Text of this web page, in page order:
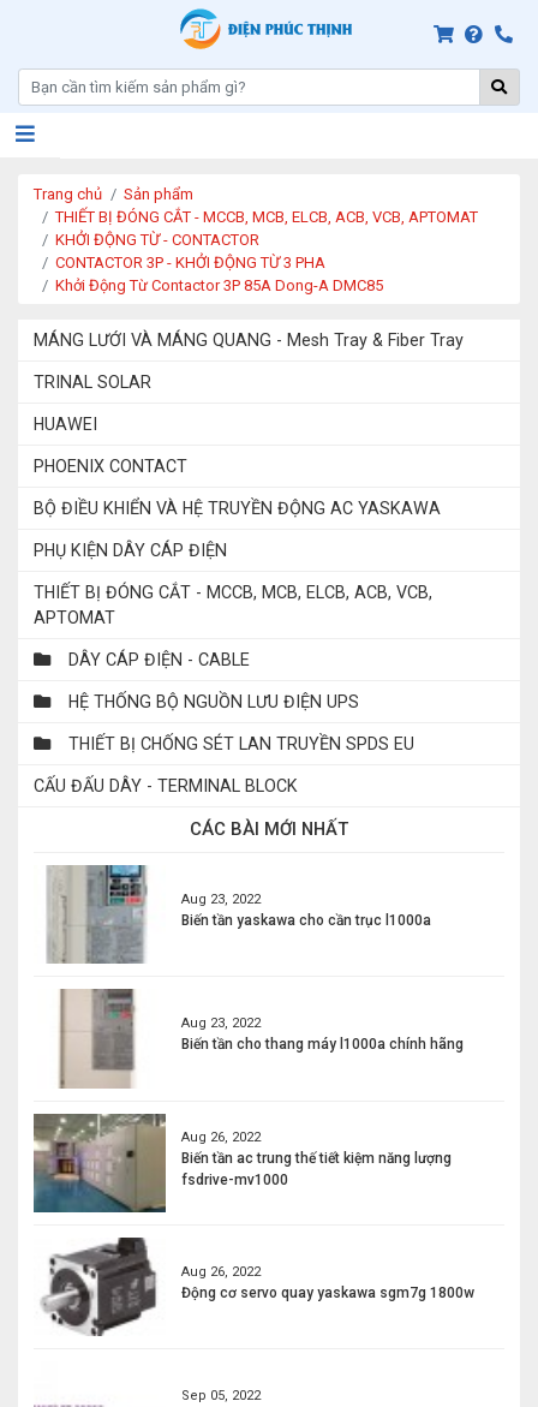
Trang chủ
Sản phẩm
THIẾT BỊ ĐÓNG CẮT - MCCB, MCB, ELCB, ACB, VCB, APTOMAT
KHỞI ĐỘNG TỪ - CONTACTOR
CONTACTOR 3P - KHỞI ĐỘNG TỪ 3 PHA
Khởi Động Từ Contactor 3P 85A Dong-A DMC85
MÁNG LƯỚI VÀ MÁNG QUANG - Mesh Tray & Fiber Tray
TRINAL SOLAR
HUAWEI
PHOENIX CONTACT
BỘ ĐIỀU KHIỂN VÀ HỆ TRUYỀN ĐỘNG AC YASKAWA
PHỤ KIỆN DÂY CÁP ĐIỆN
THIẾT BỊ ĐÓNG CẮT - MCCB, MCB, ELCB, ACB, VCB,
APTOMAT
DÂY CÁP ĐIỆN - CABLE
HỆ THỐNG BỘ NGUỒN LƯU ĐIỆN UPS
THIẾT BỊ CHỐNG SÉT LAN TRUYỀN SPDS EU
CẤU ĐẤU DÂY - TERMINAL BLOCK
CÁC BÀI MỚI NHẤT
Aug 23, 2022
Biến tần yaskawa cho cần trục l1000a
Aug 23, 2022
Biến tần cho thang máy l1000a chính hãng
Aug 26, 2022
Biến tần ac trung thế tiết kiệm năng lượng
fsdrive-mv1000
Aug 26, 2022
Động cơ servo quay yaskawa sgm7g 1800w
Sep 05, 2022